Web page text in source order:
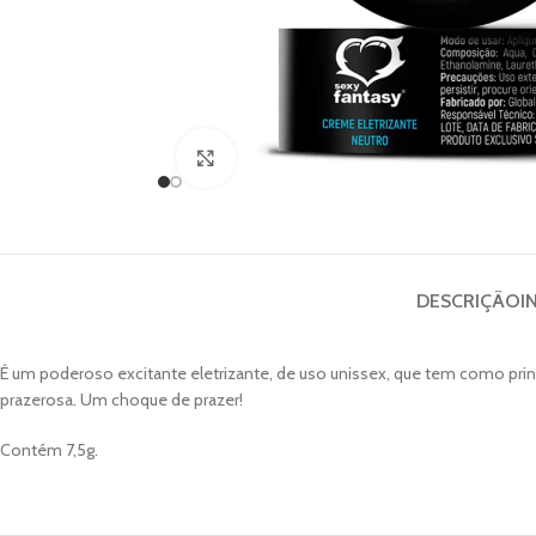
Clique para ampliar
DESCRIÇÃO
É um poderoso excitante eletrizante, de uso unissex, que tem como
prazerosa. Um choque de prazer!
Contém 7,5g.